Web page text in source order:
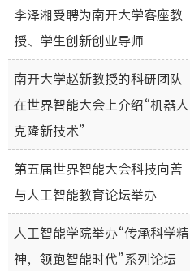
李泽湘受聘为南开大学客座教
授、学生创新创业导师
南开大学赵新教授的科研团队
在世界智能大会上介绍“机器人
克隆新技术”
第五届世界智能大会科技向善
与人工智能教育论坛举办
人工智能学院举办“传承科学精
神，领跑智能时代”系列论坛